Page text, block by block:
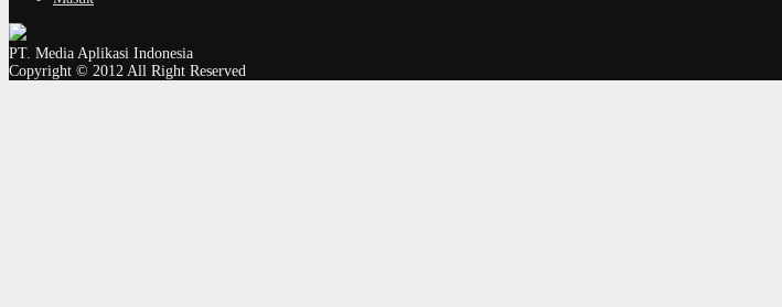
PT. Media Aplikasi Indonesia
Copyright © 2012 All Right Reserved